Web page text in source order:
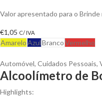
Valor apresentado para o
€1,05 C/ IVA
AmareloAzulBrancoVermelho
Automóvel, Cuidados Pessoais,
Alcoolímetro de
Highlights: